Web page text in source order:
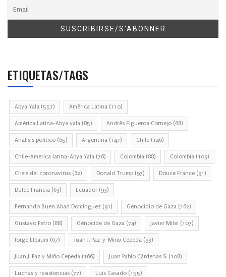
ETIQUETAS/TAGS
Abya Yala (557) América Latina (110)
América Latina-Abya yala (85) Andrés Figueroa Cornejo (68)
Análisis político (65) Argentina (147) Chile (146)
Chile-America latina-Abya Yala (76) Colombia (88) Colombia (109)
Crisis del coronavirus (62) Donald Trump (97) Douce France (91)
Dulce Francia (63) Ecuador (93)
Fernando Buen Abad Domínguez (91) Genocidio de Gaza (162)
Gustavo Petro (88) Génocide de Gaza (74) Javier Milei (107)
Jorge Elbaum (67) Juan J. Paz-y-Miño Cepeda (93)
Juan J. Paz y Miño Cepeda (166) Juan Pablo Cárdenas S. (108)
Luchas y resistencias (77) Luis Casado (155)